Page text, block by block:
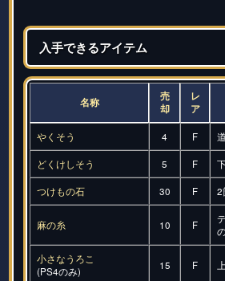
入手できるアイテム
名称
売
却
レ
ア
やくそう 4 F
どくけしそう 5 F
つけもの石 30 F 2
麻の糸 10 F
小さなうろこ
(PS4のみ)
15 F